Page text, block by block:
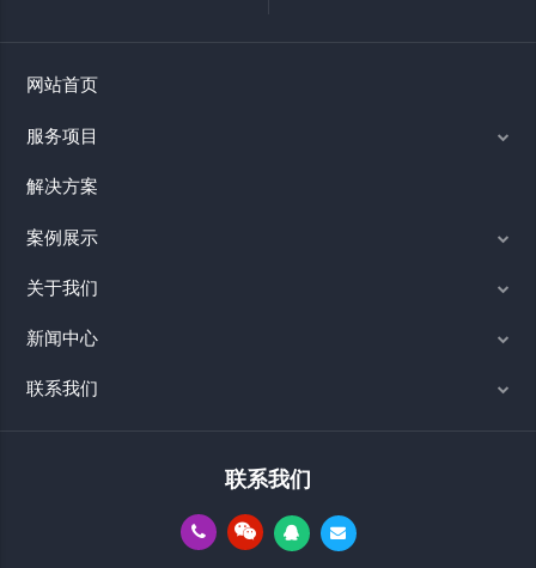
网站首页
服务项目
解决方案
案例展示
关于我们
新闻中心
联系我们
联系我们